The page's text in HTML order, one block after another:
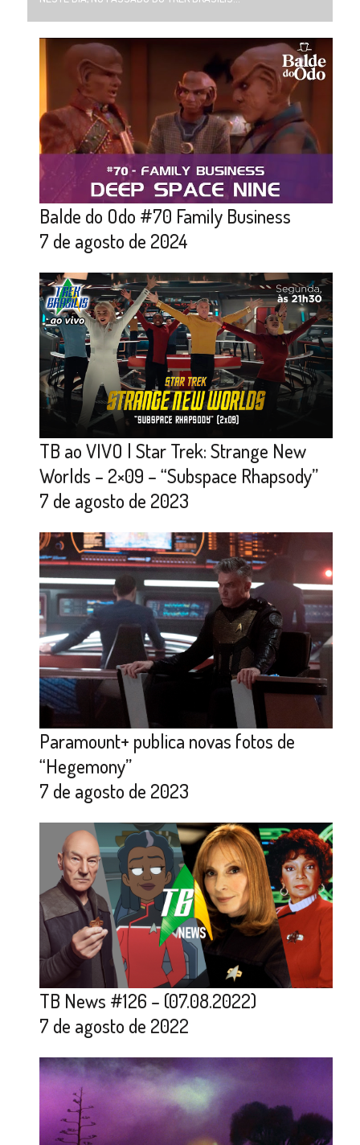
Balde do Odo #70 Family Business
7 de agosto de 2024
TB ao VIVO | Star Trek: Strange New
Worlds – 2×09 – “Subspace Rhapsody”
7 de agosto de 2023
Paramount+ publica novas fotos de
“Hegemony”
7 de agosto de 2023
TB News #126 – (07.08.2022)
7 de agosto de 2022